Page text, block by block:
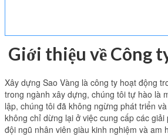
Giới thiệu về Công
Xây dựng Sao Vàng là công ty hoạt động
trong ngành xây dựng, chúng tôi tự hào là
lập, chúng tôi đã không ngừng phát triển
không chỉ dừng lại ở việc cung cấp các
đội ngũ nhân viên giàu kinh nghiệm và am